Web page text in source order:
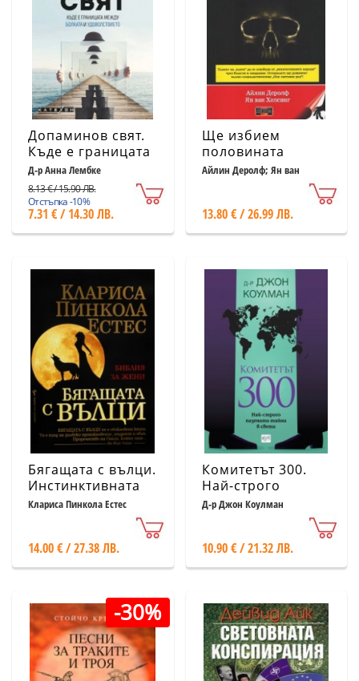
Допаминов свят.
Къде е границата
между болката и
удоволствието
Д-р Анна Лембке
8.13 € / 15.90 ЛВ.
Отстъпка -10%
7.31 € / 14.30 ЛВ.
Ще избием
половината
човечество и ще
Айлин Деролф; Ян ван
13.80 € / 26.99 ЛВ.
Бягащата с вълци.
Инстинктивната
природа на
Клариса Пинкола Естес
14.00 € / 27.38 ЛВ.
Комитетът 300.
Най-строго
пазената тайна в
Д-р Джон Коулман
10.90 € / 21.32 ЛВ.
-30%